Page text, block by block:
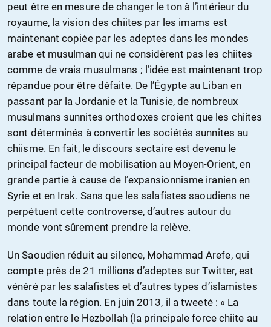
peut être en mesure de changer le ton à l’intérieur du
royaume, la vision des chiites par les imams est
maintenant copiée par les adeptes dans les mondes
arabe et musulman qui ne considèrent pas les chiites
comme de vrais musulmans ; l’idée est maintenant trop
répandue pour être défaite. De l’Égypte au Liban en
passant par la Jordanie et la Tunisie, de nombreux
musulmans sunnites orthodoxes croient que les chiites
sont déterminés à convertir les sociétés sunnites au
chiisme. En fait, le discours sectaire est devenu le
principal facteur de mobilisation au Moyen-Orient, en
grande partie à cause de l’expansionnisme iranien en
Syrie et en Irak. Sans que les salafistes saoudiens ne
perpétuent cette controverse, d’autres autour du
monde vont sûrement prendre la relève.
Un Saoudien réduit au silence, Mohammad Arefe, qui
compte près de 21 millions d’adeptes sur Twitter, est
vénéré par les salafistes et d’autres types d’islamistes
dans toute la région. En juin 2013, il a tweeté : « La
relation entre le Hezbollah (la principale force chiite au